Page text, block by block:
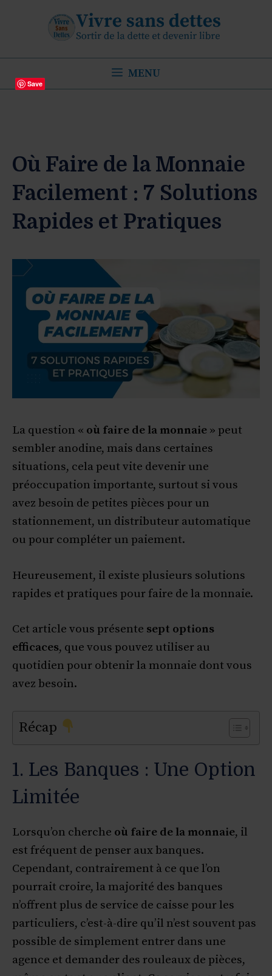
MENU
Où Faire de la Monnaie
Facilement : 7 Solutions
Rapides et Pratiques
La question « où faire de la monnaie » peut
sembler anodine, mais dans certaines
situations, cela peut vite devenir une
préoccupation importante, surtout si vous
avez besoin de petites pièces pour un
stationnement, un distributeur automatique
ou pour compléter un paiement.
Heureusement, il existe plusieurs solutions
rapides et pratiques pour faire de la monnaie.
Cet article vous présente sept options
efficaces, que vous pouvez utiliser au
quotidien pour obtenir la monnaie dont vous
avez besoin.
Récap
1. Les Banques : Une Option
Limitée
Lorsqu’on cherche où faire de la monnaie, il
est fréquent de penser aux banques.
Cependant, contrairement à ce que l’on
pourrait croire, la majorité des banques
n’offrent plus de service de caisse pour les
particuliers, c’est-à-dire qu’il n’est souvent pas
possible de simplement entrer dans une
agence et demander des rouleaux de pièces,
Save